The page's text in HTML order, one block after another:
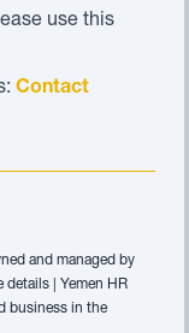
use this
Contact
and managed by
details | Yemen HR
business in the